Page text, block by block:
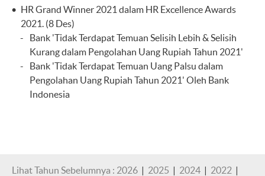
HR Grand Winner 2021 dalam HR Excellence Awards
2021. (8 Des)
Bank 'Tidak Terdapat Temuan Selisih Lebih & Selisih
Kurang dalam Pengolahan Uang Rupiah Tahun 2021'
Bank 'Tidak Terdapat Temuan Uang Palsu dalam
Pengolahan Uang Rupiah Tahun 2021' Oleh Bank
Indonesia
Lihat Tahun Sebelumnya : 2026 | 2025 | 2024 | 2022 |